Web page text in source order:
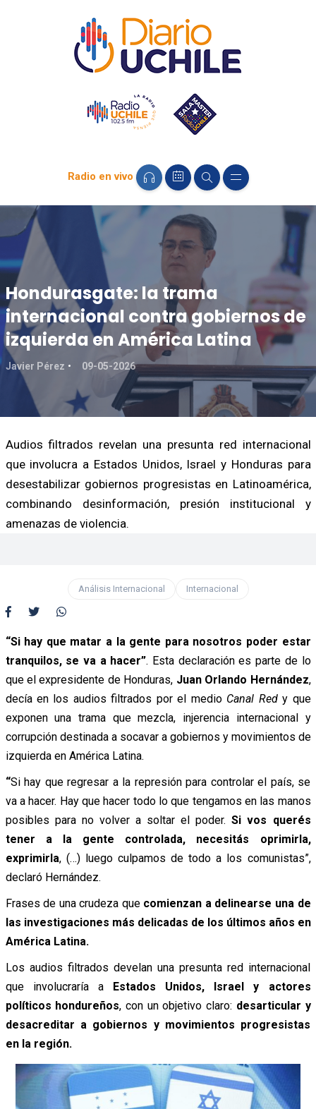
Radio en vivo
Hondurasgate: la trama
internacional contra gobiernos de
izquierda en América Latina
Javier Pérez 09-05-2026
Audios filtrados revelan una presunta red internacional
que involucra a Estados Unidos, Israel y Honduras para
desestabilizar gobiernos progresistas en Latinoamérica,
combinando desinformación, presión institucional y
amenazas de violencia.
Análisis Internacional Internacional
“Si hay que matar a la gente para nosotros poder estar
tranquilos, se va a hacer”. Esta declaración es parte de lo
que el expresidente de Honduras, Juan Orlando Hernández,
decía en los audios filtrados por el medio Canal Redy que
exponen una trama que mezcla, injerencia internacional y
corrupción destinada a socavar a gobiernos y movimientos de
izquierda en América Latina.
“Si hay que regresar a la represión para controlar el país, se
va a hacer. Hay que hacer todo lo que tengamos en las manos
posibles para no volver a soltar el poder.Si vos querés
tener a la gente controlada, necesitás oprimirla,
exprimirla, (…) luego culpamos de todo a los comunistas”,
declaró Hernández.
Frases de una crudeza que comienzan a delinearse una de
las investigaciones más delicadas de los últimos años en
América Latina.
Los audios filtrados develan una presunta red internacional
que involucraría a Estados Unidos, Israel y actores
políticos hondureños, con un objetivo claro: desarticular y
desacreditar a gobiernos y movimientos progresistas
en la región.